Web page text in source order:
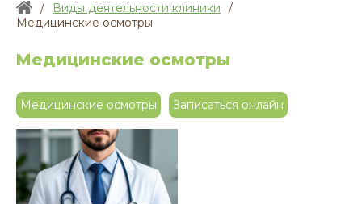
/ Виды деятельности клиники
/
Медицинские осмотры
Медицинские осмотры
Медицинские осмотры Записаться онлайн